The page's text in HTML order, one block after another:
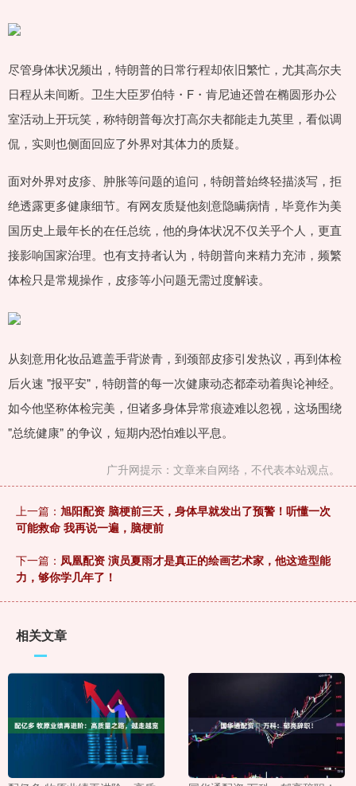
尽管身体状况频出，特朗普的日常行程却依旧繁忙，尤其高尔夫
日程从未间断。卫生大臣罗伯特・F・肯尼迪还曾在椭圆形办公
室活动上开玩笑，称特朗普每次打高尔夫都能走九英里，看似调
侃，实则也侧面回应了外界对其体力的质疑。
面对外界对皮疹、肿胀等问题的追问，特朗普始终轻描淡写，拒
绝透露更多健康细节。有网友质疑他刻意隐瞒病情，毕竟作为美
国历史上最年长的在任总统，他的身体状况不仅关乎个人，更直
接影响国家治理。也有支持者认为，特朗普向来精力充沛，频繁
体检只是常规操作，皮疹等小问题无需过度解读。
从刻意用化妆品遮盖手背淤青，到颈部皮疹引发热议，再到体检
后火速 "报平安"，特朗普的每一次健康动态都牵动着舆论神经。
如今他坚称体检完美，但诸多身体异常痕迹难以忽视，这场围绕
"总统健康" 的争议，短期内恐怕难以平息。
广升网提示：文章来自网络，不代表本站观点。
上一篇： 旭阳配资 脑梗前三天，身体早就发出了预警！听懂一次
可能救命 我再说一遍，脑梗前
下一篇： 凤凰配资 演员夏雨才是真正的绘画艺术家，他这造型能
力，够你学几年了！
相关文章